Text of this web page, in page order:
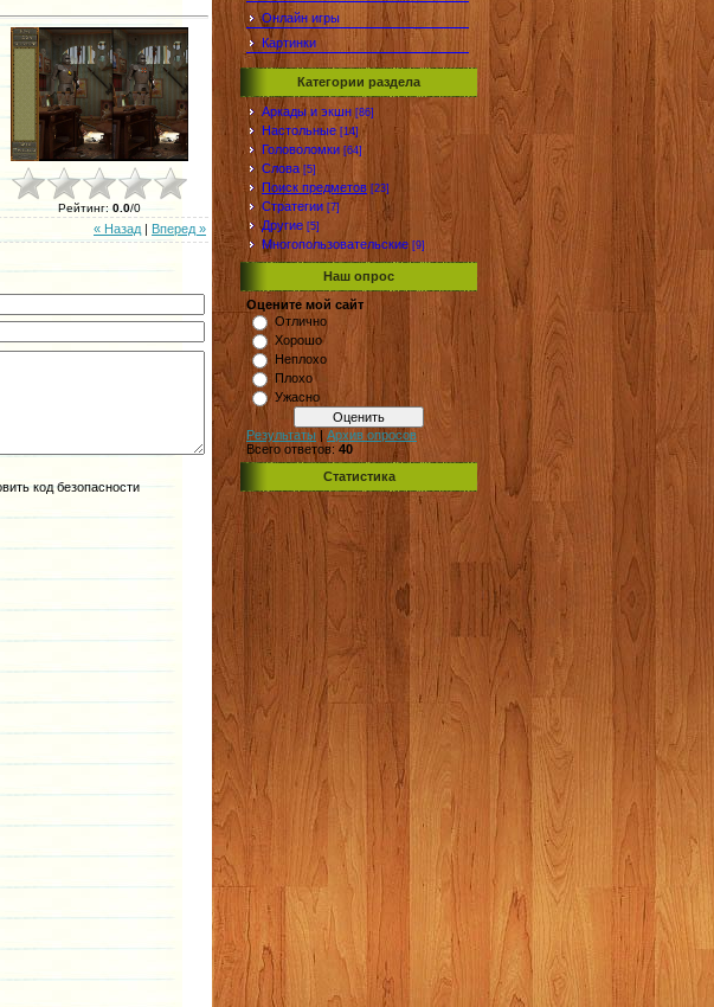
Рейтинг: 0.0/0
« Назад | Вперед »
Онлайн игры
Картинки
Категории раздела
Аркады и экшн [86]
Настольные [14]
Головоломки [64]
Слова [5]
Поиск предметов [23]
Стратегии [7]
Другие [5]
Многопользовательские [9]
Наш опрос
Оцените мой сайт
Отлично
Хорошо
Неплохо
Плохо
Ужасно
Результаты | Архив опросов
Всего ответов: 40
Статистика